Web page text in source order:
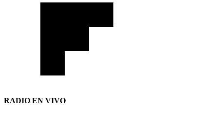
RADIO EN VIVO